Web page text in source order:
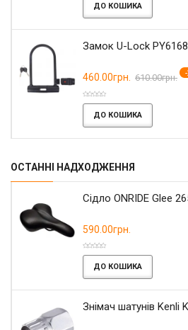
ДО КОШИКА
Замок U-Lock PY6168
460.00грн. 610.00грн.
ДО КОШИКА
ОСТАННІ НАДХОДЖЕННЯ
Сідло ONRIDE Glee
590.00грн.
ДО КОШИКА
Знімач шатунів Kenli